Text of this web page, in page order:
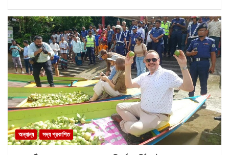
অন্যান্য সদ্য প্রকাশিত